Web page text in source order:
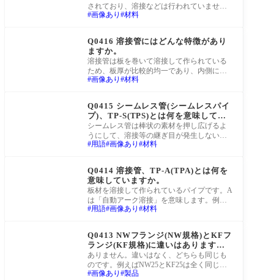
されており、溶接などは行われていませ
ん。あまり大きな外径のものは市中に取り
画像あり 材料
Q0416 溶接管にはどんな特徴があり
ますか。
溶接管は板を巻いて溶接して作られている
ため、板厚が比較的均一であり、内側に溶
接の痕があります。比較的大きな外径のも
画像あり 材料
Q0415 シームレス管(シームレスパイ
プ)、TP-S(TPS)とは何を意味してい
ますか。
シームレス管は棒状の素材を押し広げるよ
うにして、溶接等の継ぎ目が発生しないよ
う作られたパイプです。Sとは「継ぎ目無
用語 画像あり 材料
Q0414 溶接管、TP-A(TPA)とは何を
意味していますか。
板材を溶接して作られているパイプです。A
は「自動アーク溶接」を意味します。例え
ばSUS304 TP-A(TPA)のように記載します。
用語 画像あり 材料
Q0413 NWフランジ(NW規格)とKFフ
ランジ(KF規格)に違いはあります
か。
ありません。違いはなく、どちらも同じも
のです。例えばNW25とKF25は全く同じ寸
法です。
画像あり 製品